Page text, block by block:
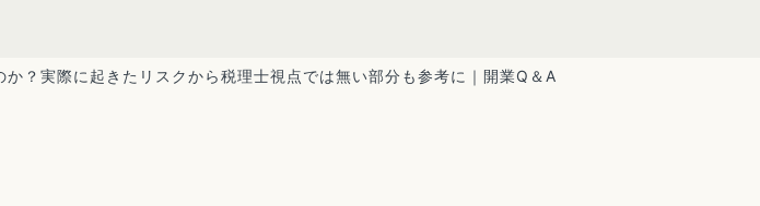
？実際に起きたリスクから税理士視点では無い部分も参考に｜開業Q＆A